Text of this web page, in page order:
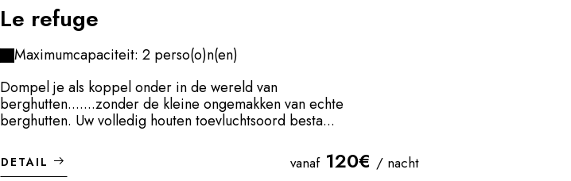
Le refuge
Maximumcapaciteit: 2 perso(o)n(en)
Dompel je als koppel onder in de wereld van
berghutten.......zonder de kleine ongemakken van echte
berghutten. Uw volledig houten toevluchtsoord besta...
DETAIL vanaf 120€ / nacht